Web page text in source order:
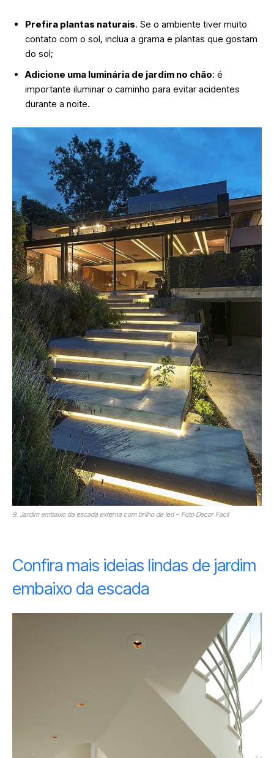
Prefira plantas naturais. Se o ambiente tiver muito
contato com o sol, inclua a grama e plantas que gostam
do sol;
Adicione uma luminária de jardim no chão: é
importante iluminar o caminho para evitar acidentes
durante a noite.
9. Jardim embaixo da escada externa com brilho de led – Foto Decor Facil
Confira mais ideias lindas de jardim
embaixo da escada